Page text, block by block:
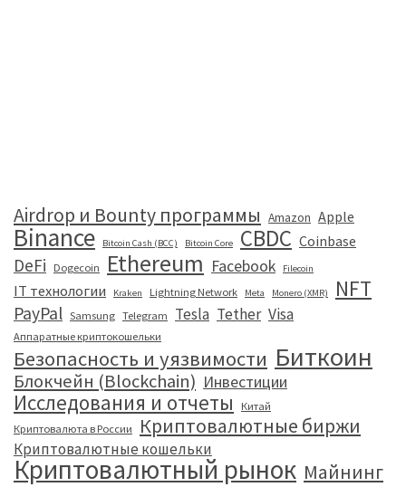
Airdrop и Bounty программы Amazon Apple
Binance Bitcoin Cash (BCC) Bitcoin Core CBDC Coinbase
DeFi Dogecoin Ethereum Facebook Filecoin
IT технологии Kraken Lightning Network Meta Monero (XMR) NFT
PayPal Samsung Telegram Tesla Tether Visa
Аппаратные криптокошельки
Безопасность и уязвимости Биткоин
Блокчейн (Blockchain) Инвестиции
Исследования и отчеты
Китай
Криптовалюта в России
Криптовалютные биржи
Криптовалютные кошельки
Криптовалютный рынок Майнинг